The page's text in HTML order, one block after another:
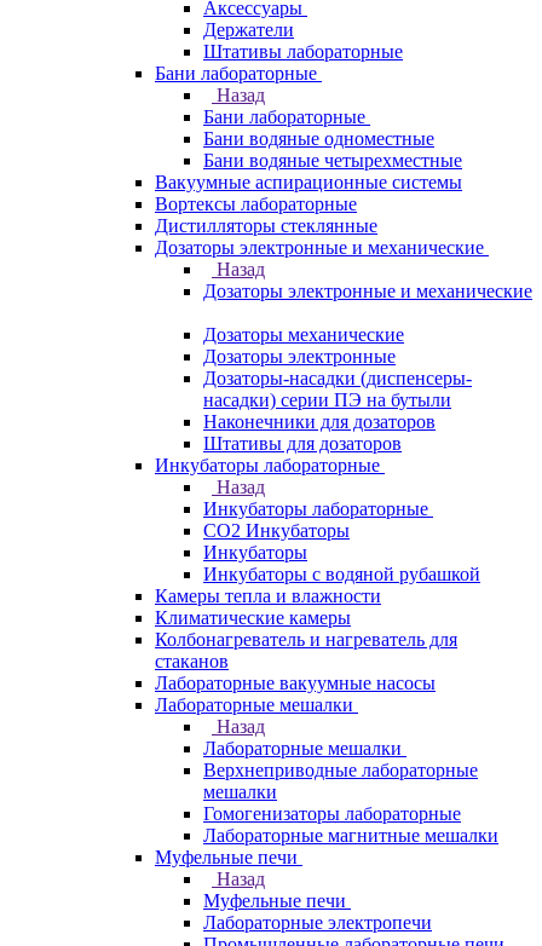
Аксессуары
Держатели
Штативы лабораторные
Бани лабораторные
Назад
Бани лабораторные
Бани водяные одноместные
Бани водяные четырехместные
Вакуумные аспирационные системы
Вортексы лабораторные
Дистилляторы стеклянные
Дозаторы электронные и механические
Назад
Дозаторы электронные и механические
Дозаторы механические
Дозаторы электронные
Дозаторы-насадки (диспенсеры-
насадки) серии ПЭ на бутыли
Наконечники для дозаторов
Штативы для дозаторов
Инкубаторы лабораторные
Назад
Инкубаторы лабораторные
CO2 Инкубаторы
Инкубаторы
Инкубаторы с водяной рубашкой
Камеры тепла и влажности
Климатические камеры
Колбонагреватель и нагреватель для
стаканов
Лабораторные вакуумные насосы
Лабораторные мешалки
Назад
Лабораторные мешалки
Верхнеприводные лабораторные
мешалки
Гомогенизаторы лабораторные
Лабораторные магнитные мешалки
Муфельные печи
Назад
Муфельные печи
Лабораторные электропечи